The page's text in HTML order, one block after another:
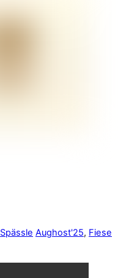
Spässle Aughost'25, Fiese